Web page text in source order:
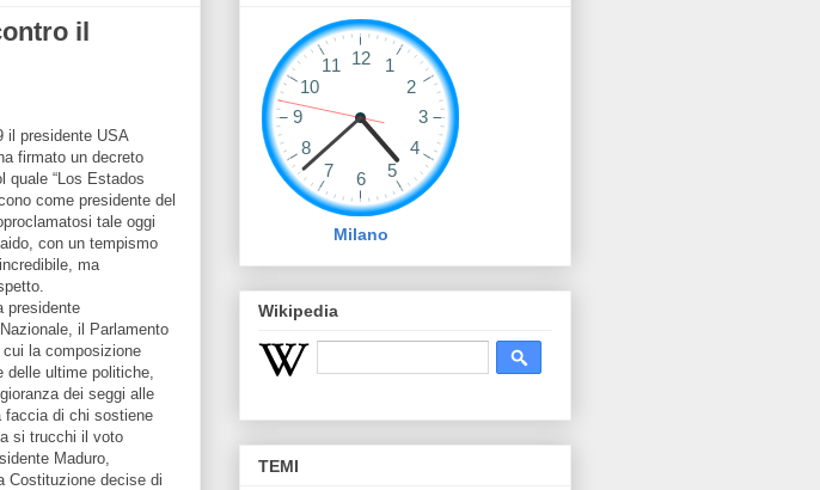
il
il presidente USA
firmato un decreto
quale “Los Estados
come presidente del
tale oggi
con un tempismo
ma
presidente
il Parlamento
la composizione
delle ultime politiche,
dei seggi alle
faccia di chi sostiene
si trucchi il voto
Maduro,
Costituzione decise di
Milano
Wikipedia
TEMI